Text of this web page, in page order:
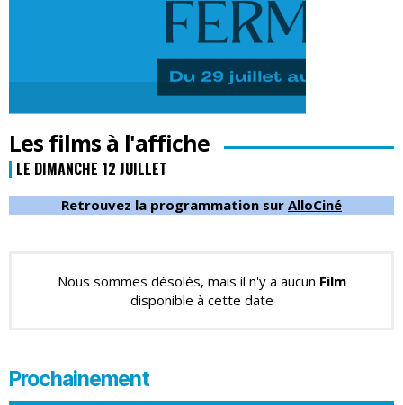
Les films à l'affiche
LE DIMANCHE 12 JUILLET
Retrouvez la programmation sur AlloCiné
Nous sommes désolés, mais il n'y a aucun Film
disponible à cette date
Prochainement